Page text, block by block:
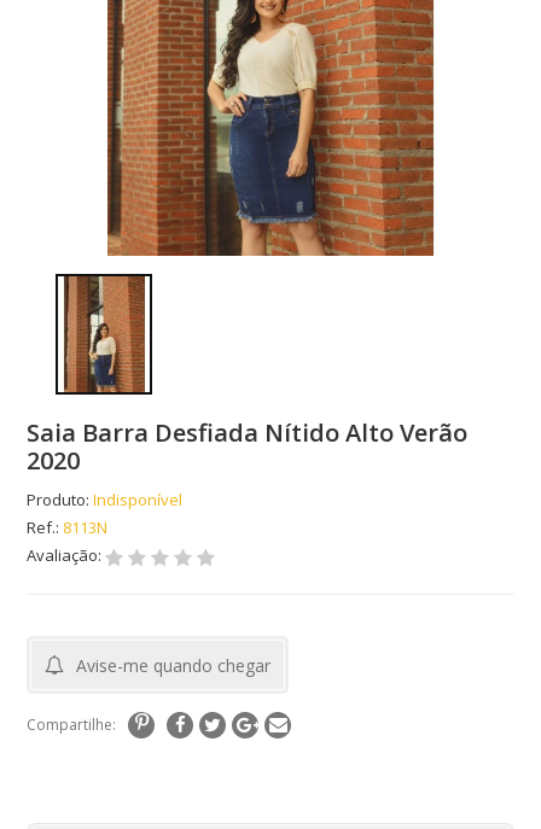
Saia Barra Desfiada Nítido Alto Verão
2020
Produto: Indisponível
Ref.: 8113N
Avaliação:
Avise-me quando chegar
Compartilhe: